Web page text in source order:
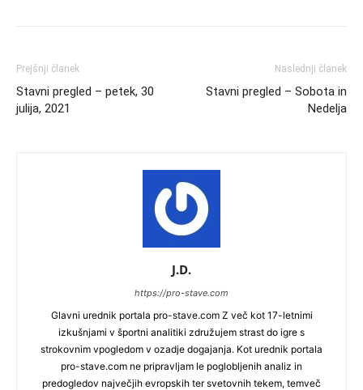
Prejšnji članek
Stavni pregled – petek, 30
julija, 2021
Naslednji članek
Stavni pregled – Sobota in
Nedelja
J.D.
https://pro-stave.com
Glavni urednik portala pro-stave.com Z več kot 17-letnimi
izkušnjami v športni analitiki združujem strast do igre s
strokovnim vpogledom v ozadje dogajanja. Kot urednik portala
pro-stave.com ne pripravljam le poglobljenih analiz in
predogledov največjih evropskih ter svetovnih tekem, temveč